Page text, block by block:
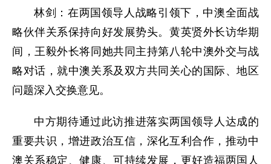
林剑：在两国领导人战略引领下，中澳全面战
略伙伴关系保持向好发展势头。黄英贤外长访华期
间，王毅外长将同她共同主持第八轮中澳外交与战
略对话，就中澳关系及双方共同关心的国际、地区
问题深入交换意见。
中方期待通过此访推进落实两国领导人达成的
重要共识，增进政治互信，深化互利合作，推动中
澳关系稳定、健康、可持续发展，更好造福两国人